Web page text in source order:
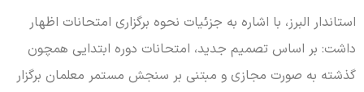
استاندار البرز، با اشاره به جزئیات نحوه برگزاری امتحانات اظهار
داشت: بر اساس تصمیم جدید، امتحانات دوره ابتدایی همچون
گذشته به صورت مجازی و مبتنی بر سنجش مستمر معلمان برگزار